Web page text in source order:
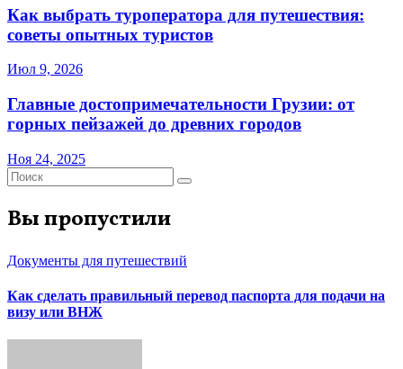
Как выбрать туроператора для путешествия:
советы опытных туристов
Июл 9, 2026
Главные достопримечательности Грузии: от
горных пейзажей до древних городов
Ноя 24, 2025
Вы пропустили
Документы для путешествий
Как сделать правильный перевод паспорта для подачи на
визу или ВНЖ